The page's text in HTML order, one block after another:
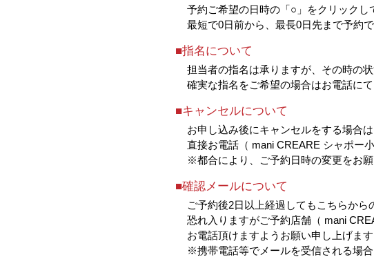
予約ご希望の日時の「○」をクリックし
最短で0日前から、最長0日先まで予約で
■指名について
担当者の指名は承りますが、その時の
確実な指名をご希望の場合はお電話にて
■キャンセルについて
お申し込み後にキャンセルをする場合は
直接お電話（ mani CREARE シャポー
※都合により、ご予約日時の変更をお願
■確認メールについて
ご予約後2日以上経過してもこちらから
恐れ入りますがご予約店舗（ mani
お電話頂けますようお願い申し上げます
※携帯電話等でメールを受信される場